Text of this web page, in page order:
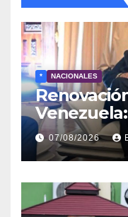
* NACIONALES
07/08/2026